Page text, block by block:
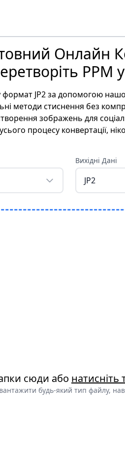
Онлайн
PPM
JP2 за допомогою
методи стиснення без
зображень для
процесу конвертації,
Вихідні Дані
JP2
сюди або натисніть
будь-який тип файлу,